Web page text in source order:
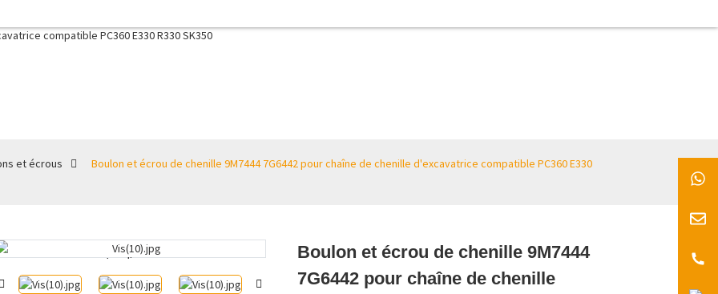
et écrous
Boulon et écrou de chenille 9M7444 7G6442 pour chaîne de chenille d'excavatrice compatible PC360 E330
Loading...
Loading... Loading...
Loading...
Boulon et écrou de chenille 9M7444
7G6442 pour chaîne de chenille